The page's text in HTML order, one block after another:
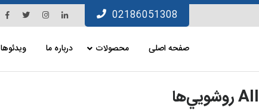
Skip
Facebook
TwitterInstagram
Linkedin02186051308
صفحه اصلی محصولات درباره ما ویدئوها
All روشويي‌ها